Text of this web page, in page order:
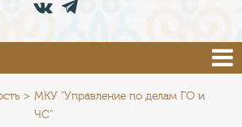
МКУ "Управление по делам ГО и
ЧС"